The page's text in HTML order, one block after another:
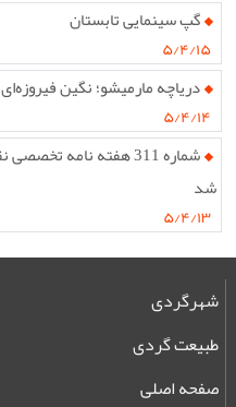
گپ سینمایی تابستان
۵/۴/۱۵
دریاچه مارمیشو؛ نگین
۵/۴/۱۴
شماره 311 هفته نامه
شد
۵/۴/۱۳
شهرگردی
طبیعت گردی
صفحه اصلی